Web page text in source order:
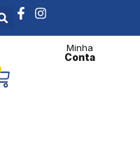
Minha
Conta